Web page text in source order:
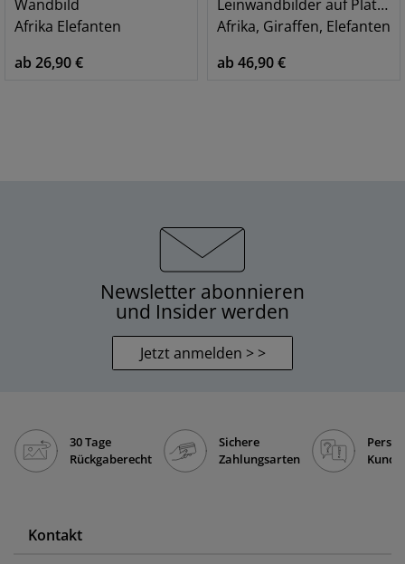
Wandbild
Afrika Elefanten
ab 26,90 €
Leinwandbilder auf Platte, Set
Afrika, Giraffen, Elefanten
ab 46,90 €
Newsletter abonnieren
und Insider werden
Jetzt anmelden > >
30 Tage
Rückgaberecht
Sichere
Zahlungsarten
Kontakt